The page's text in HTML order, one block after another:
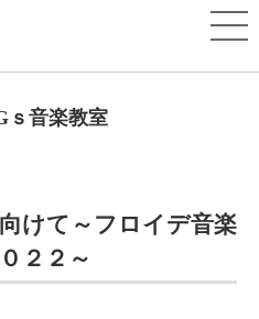
ｓ音楽教室
けて～フロイデ音楽
２２～